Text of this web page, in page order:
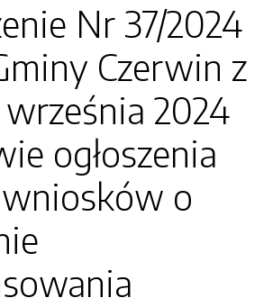
Nr 37/2024
Czerwin z
2024
ogłoszenia
o